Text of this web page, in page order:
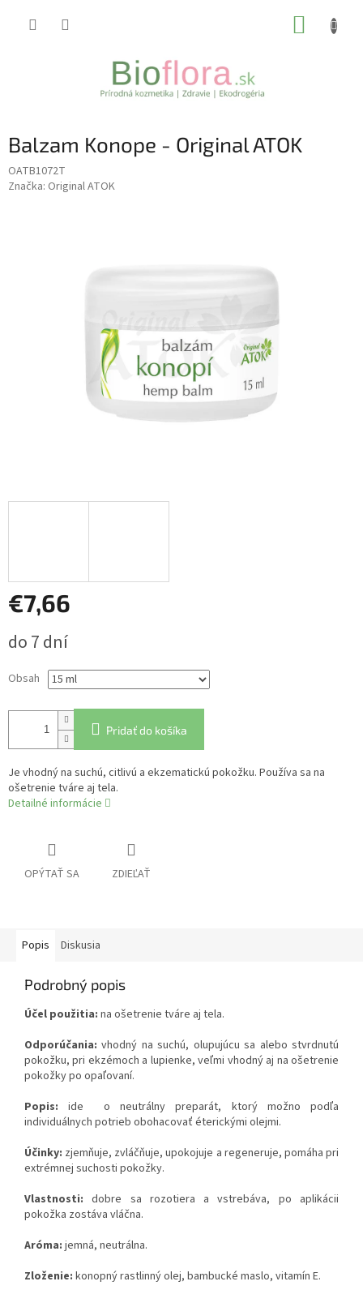
Balzam Konope - Original ATOK
OATB1072T
Značka: Original ATOK
€7,66
cena:
do 7 dní
Obsah
Pridať do košíka
Je vhodný na suchú, citlivú a ekzematickú pokožku. Používa sa na
ošetrenie tváre aj tela.
Detailné informácie
OPÝTAŤ SA ZDIEĽAŤ
Popis Diskusia
Podrobný popis
Účel použitia: na ošetrenie tváre aj tela.
Odporúčania:vhodný na suchú, olupujúcu sa alebo stvrdnutú
pokožku, pri ekzémoch a lupienke, veľmi vhodný aj na ošetrenie
pokožky po opaľovaní.
Popis:ide
o neutrálny preparát, ktorý možno podľa
individuálnych potrieb obohacovať éterickými olejmi.
Účinky: zjemňuje, zvláčňuje, upokojuje a regeneruje, pomáha pri
extrémnej suchosti pokožky.
Vlastnosti:dobre sa rozotiera a vstrebáva, po aplikácii
pokožka zostáva vláčna.
Aróma: jemná, neutrálna.
Zloženie: konopný rastlinný olej, bambucké maslo, vitamín E.